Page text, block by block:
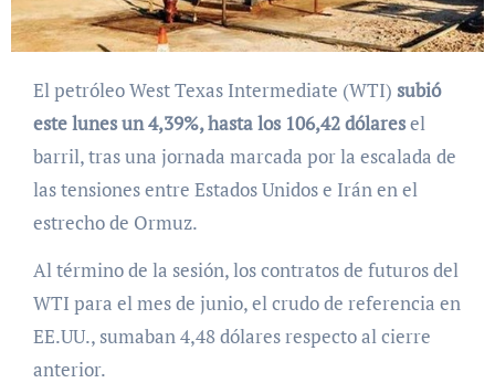
El petróleo West Texas Intermediate (WTI) subió
este lunes un 4,39%, hasta los 106,42 dólaresel
barril, tras una jornada marcada por la escalada de
las tensiones entre Estados Unidos e Irán en el
estrecho de Ormuz.
Al término de la sesión, los contratos de futuros del
WTI para el mes de junio, el crudo de referencia en
EE.UU., sumaban 4,48 dólares respecto al cierre
anterior.